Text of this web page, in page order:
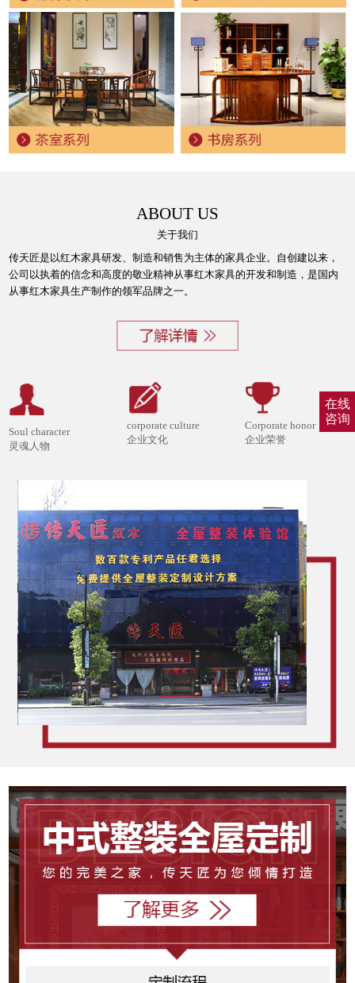
ABOUT US
关于我们
传天匠是以红木家具研发、制造和销售为主体的家具企业。自创建以来，
公司以执着的信念和高度的敬业精神从事红木家具的开发和制造，是国内
从事红木家具生产制作的领军品牌之一。
Soul character
灵魂人物
corporate culture
企业文化
Corporate honor
企业荣誉
在线
咨询